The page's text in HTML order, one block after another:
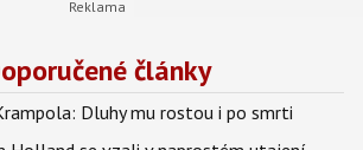
František Dobšík.
články
Dluhy mu rostou i po smrti